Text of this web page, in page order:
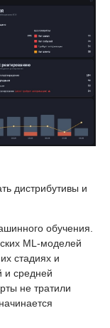
дистрибутивы и
обучения.
ML-моделей
стадиях и
и средней
не тратили